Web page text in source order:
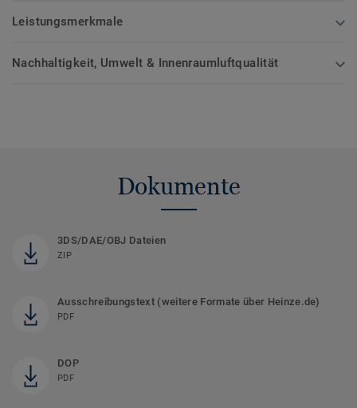
Leistungsmerkmale
Nachhaltigkeit, Umwelt & Innenraumluftqualität
Dokumente
3DS/DAE/OBJ Dateien
ZIP
Ausschreibungstext (weitere Formate über Heinze.de)
PDF
DOP
PDF